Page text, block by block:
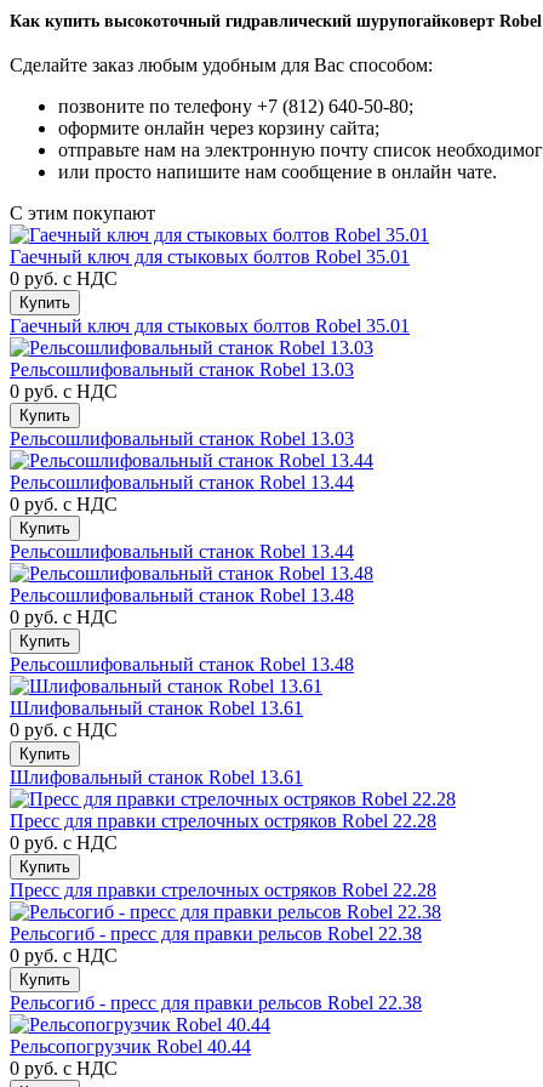
Как купить высокоточный гидравлический шурупогайковерт
Сделайте заказ любым удобным для Вас способом:
позвоните по телефону +7 (812) 640-50-80;
оформите онлайн через корзину сайта;
отправьте нам на электронную почту список
или просто напишите нам сообщение в онлайн чате.
С этим покупают
Гаечный ключ для стыковых болтов Robel 35.01
0 руб. с НДС
Купить
Гаечный ключ для стыковых болтов Robel 35.01
Рельсошлифовальный станок Robel 13.03
0 руб. с НДС
Купить
Рельсошлифовальный станок Robel 13.03
Рельсошлифовальный станок Robel 13.44
0 руб. с НДС
Купить
Рельсошлифовальный станок Robel 13.44
Рельсошлифовальный станок Robel 13.48
0 руб. с НДС
Купить
Рельсошлифовальный станок Robel 13.48
Шлифовальный станок Robel 13.61
0 руб. с НДС
Купить
Шлифовальный станок Robel 13.61
Пресс для правки стрелочных остряков Robel 22.28
0 руб. с НДС
Купить
Пресс для правки стрелочных остряков Robel 22.28
Рельсогиб - пресс для правки рельсов Robel 22.38
0 руб. с НДС
Купить
Рельсогиб - пресс для правки рельсов Robel 22.38
Рельсопогрузчик Robel 40.44
0 руб. с НДС